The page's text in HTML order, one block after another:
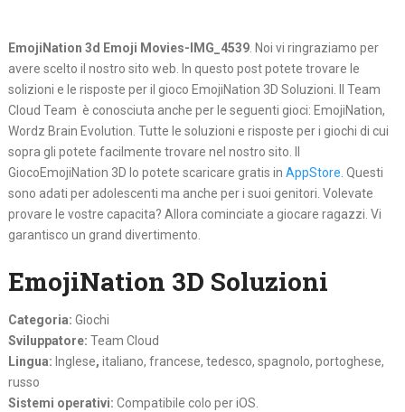
EmojiNation 3d Emoji Movies-IMG_4539. Noi vi ringraziamo per
avere scelto il nostro sito web. In questo post potete trovare le
solizioni e le risposte per il gioco EmojiNation 3D Soluzioni. Il Team
Cloud Team è conosciuta anche per le seguenti gioci: EmojiNation,
Wordz Brain Evolution. Tutte le soluzioni e risposte per i giochi di cui
sopra gli potete facilmente trovare nel nostro sito. Il
GiocoEmojiNation 3D lo potete scaricare gratis in AppStore. Questi
sono adati per adolescenti ma anche per i suoi genitori. Volevate
provare le vostre capacita? Allora cominciate a giocare ragazzi. Vi
garantisco un grand divertimento.
EmojiNation 3D Soluzioni
Categoria: Giochi
Sviluppatore: Team Cloud
Lingua: Inglese, italiano, francese, tedesco, spagnolo, portoghese,
russo
Sistemi operativi: Compatibile colo per iOS.